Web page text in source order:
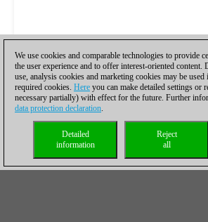
We use cookies and comparable technologies to provide
the user experience and to offer interest-oriented content.
use, analysis cookies and marketing cookies may be
required cookies. Here you can make detailed settings or
necessary partially) with effect for the future. Further
data protection declaration.
Reject
all
Detailed
information